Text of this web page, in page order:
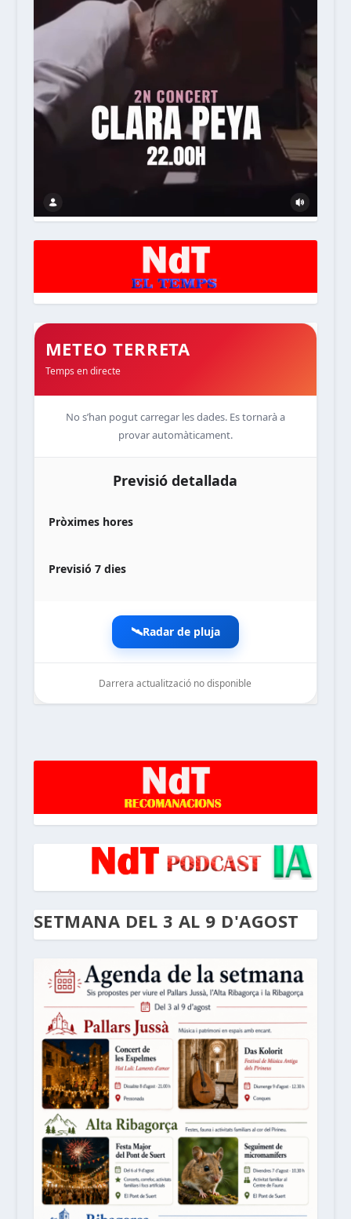
METEO TERRETA
Temps en directe
No s’han pogut carregar les dades. Es tornarà a
provar automàticament.
Previsió detallada
Pròximes hores
Previsió 7 dies
🛰️Radar de pluja
Darrera actualització no disponible
SETMANA DEL 3 AL 9 D'AGOST